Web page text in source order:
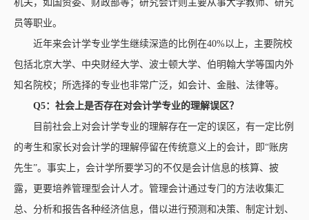
机关，如国资委、财政部等；研究会计则主要从事大学教师、研究
员等职业。
近年来会计学专业学生继续深造的比例在40%以上，主要院校
包括北京大学、中央财经大学、波士顿大学、伯明翰大学等国内外
知名院校；所选择的专业也非常广泛，如会计、金融、法律等。
Q5： 社会上是否存在对会计学专业的理解误区？
目前社会上对会计学专业的理解存在一定的误区，有一定比例
的考生和家长对会计学的理解停留在传统意义上的会计，即“账房
先生”。事实上，会计学所要学习的不仅是会计信息的核算、披
露，更要培养管理型会计人才。管理会计通过专门的方法收集汇
总、分析和报告各种经济信息，借以进行预测和决策、制定计划、